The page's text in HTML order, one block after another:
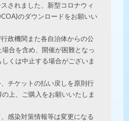
されました、新型コロナウィ
のダウンロードをお願いい
政機関また各自治体からの公
合を含め、開催が困難となっ
くは中止する場合がございま
チケットの払い戻しを原則行
上、ご購入をお願いいたしま
感染対策情報等は変更になる